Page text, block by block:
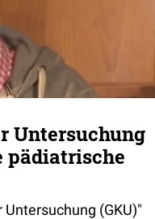
Untersuchung
pädiatrische
Untersuchung (GKU)"